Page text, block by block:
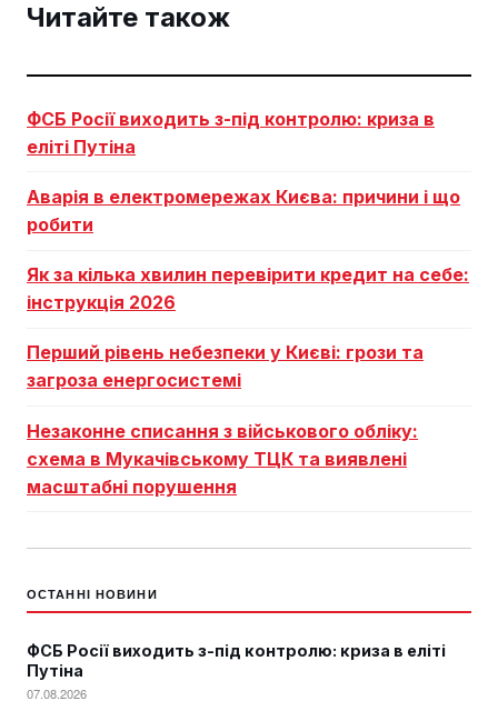
Читайте також
ФСБ Росії виходить з-під контролю: криза в
еліті Путіна
Аварія в електромережах Києва: причини і що
робити
Як за кілька хвилин перевірити кредит на себе:
інструкція 2026
Перший рівень небезпеки у Києві: грози та
загроза енергосистемі
Незаконне списання з військового обліку:
схема в Мукачівському ТЦК та виявлені
масштабні порушення
ОСТАННІ НОВИНИ
ФСБ Росії виходить з-під контролю: криза в еліті
Путіна
07.08.2026